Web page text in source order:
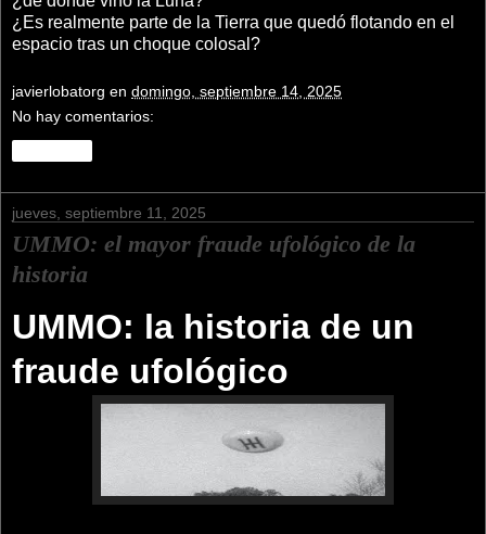
¿Es realmente parte de la Tierra que quedó flotando en el
espacio tras un choque colosal?
javierlobatorg en domingo, septiembre 14, 2025
No hay comentarios:
jueves, septiembre 11, 2025
UMMO: el mayor fraude ufológico de la
historia
UMMO: la historia de un
fraude ufológico